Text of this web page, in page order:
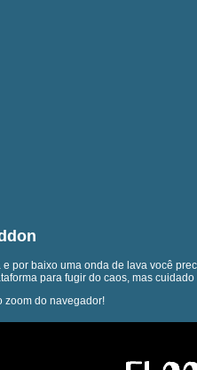
por baixo uma onda de lava você
para fugir do caos, mas
zoom do navegador!